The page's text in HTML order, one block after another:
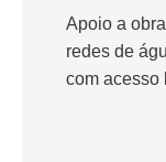
Apoio a
redes de
com acesso